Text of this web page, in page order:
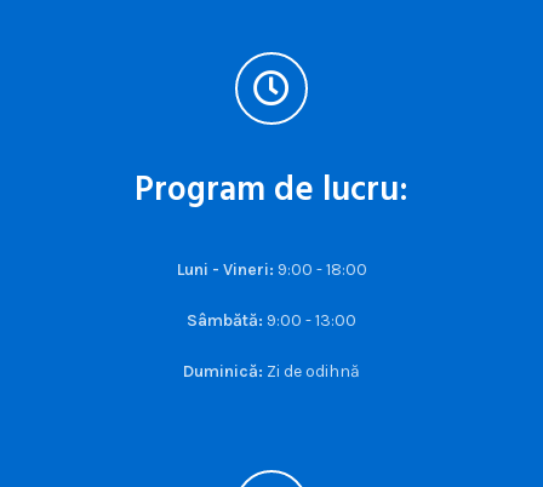
Program de lucru:
Luni - Vineri: 9:00 - 18:00
Sâmbătă: 9:00 - 13:00
Duminică: Zi de odihnă